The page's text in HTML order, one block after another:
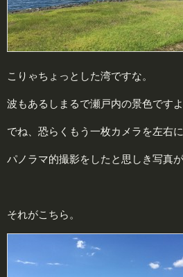
こりゃちょっとした湾ですな。
波もあるしまるで瀬戸内の景色ですよ
でね、恐らくもう一枚カメラを左右
パノラマ的撮影をしたと思しき写真が
それがこちら。